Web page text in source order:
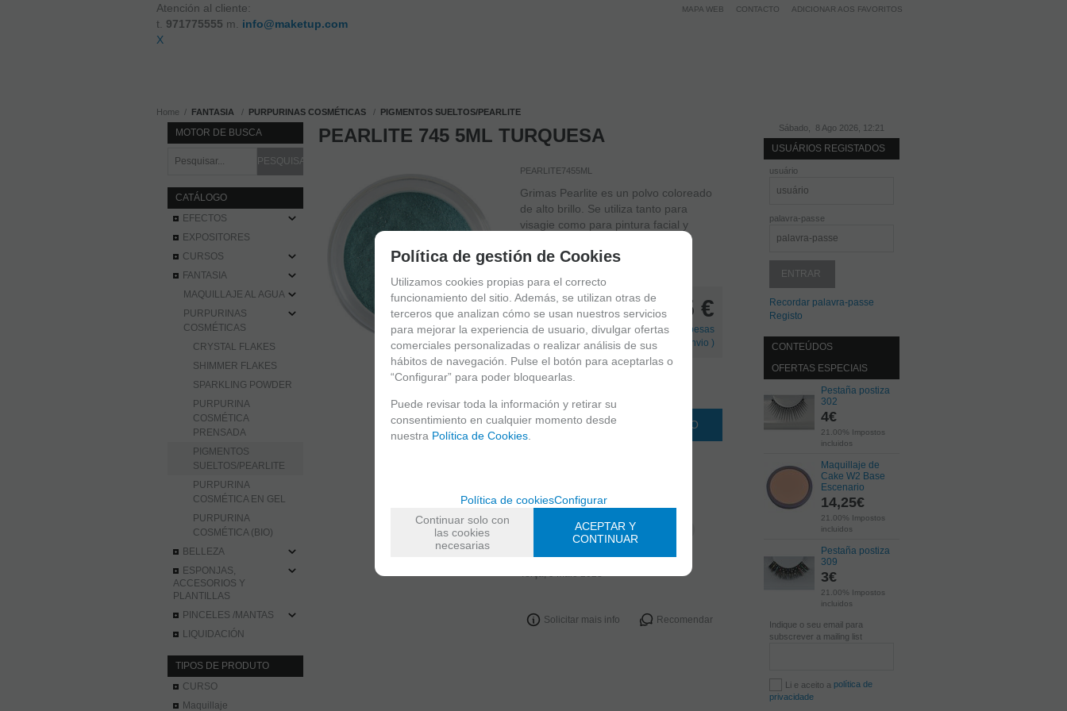
Atención al cliente:
t. 971775555 m.
info@maketup.com
X
MAPA WEB CONTACTO ADICIONAR AOS FAVORITOS
Home FANTASIA PURPURINAS COSMÉTICAS PIGMENTOS SUELTOS/PEARLITE
MOTOR DE BUSCA
CATÁLOGO
EFECTOS
EXPOSITORES
CURSOS
FANTASIA
MAQUILLAJE AL AGUA
PURPURINAS
COSMÉTICAS
CRYSTAL FLAKES
SHIMMER FLAKES
SPARKLING POWDER
PURPURINA
COSMÉTICA
PRENSADA
PIGMENTOS
SUELTOS/PEARLITE
PURPURINA
COSMÉTICA EN GEL
PURPURINA
COSMÉTICA (BIO)
BELLEZA
ESPONJAS,
ACCESORIOS Y
PLANTILLAS
PINCELES /MANTAS
LIQUIDACIÓN
TIPOS DE PRODUTO
CURSO
Maquillaje
PEARLITE 745 5ML TURQUESA
PEARLITE7455ML
Grimas Pearlite es un polvo coloreado
de alto brillo. Se utiliza tanto para
visagie como para pintura facial y
6,95 €
21.00%Impostos incluidos (+
Despesas
de envio )
-
ADICIONAR AO CARRINHO
BELLEZA
PIGMENTOS SUELTOS/PEARLITE
DATA DE LANÇAMENTO
Terça, 9 Maio 2023
Solicitar mais info Recomendar
Sábado, 8 Ago 2026, 12:21
USUÁRIOS REGISTADOS
usuário
palavra-passe
Recordar palavra-passe
Registo
CONTEÚDOS
OFERTAS ESPECIAIS
Pestaña postiza
302
4€
21.00% Impostos
incluidos
Maquillaje de
Cake W2 Base
Escenario
14,25€
21.00% Impostos
incluidos
Pestaña postiza
309
3€
21.00% Impostos
incluidos
Indique o seu email para
subscrever a mailing list
Li e aceito a política de
privacidade
Política de gestión de Cookies
Utilizamos cookies propias para el correcto
funcionamiento del sitio. Además, se utilizan otras de
terceros que analizan cómo se usan nuestros servicios
para mejorar la experiencia de usuario, divulgar ofertas
comerciales personalizadas o realizar análisis de sus
hábitos de navegación. Pulse el botón para aceptarlas o
“Configurar” para poder bloquearlas.
Puede revisar toda la información y retirar su
consentimiento en cualquier momento desde
nuestra Política de Cookies
Política de cookiesConfigurar
Continuar solo con
las cookies
necesarias
ACEPTAR Y
CONTINUAR